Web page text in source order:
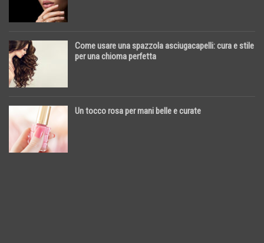
Come usare una spazzola asciugacapelli: cura e stile
per una chioma perfetta
Un tocco rosa per mani belle e curate